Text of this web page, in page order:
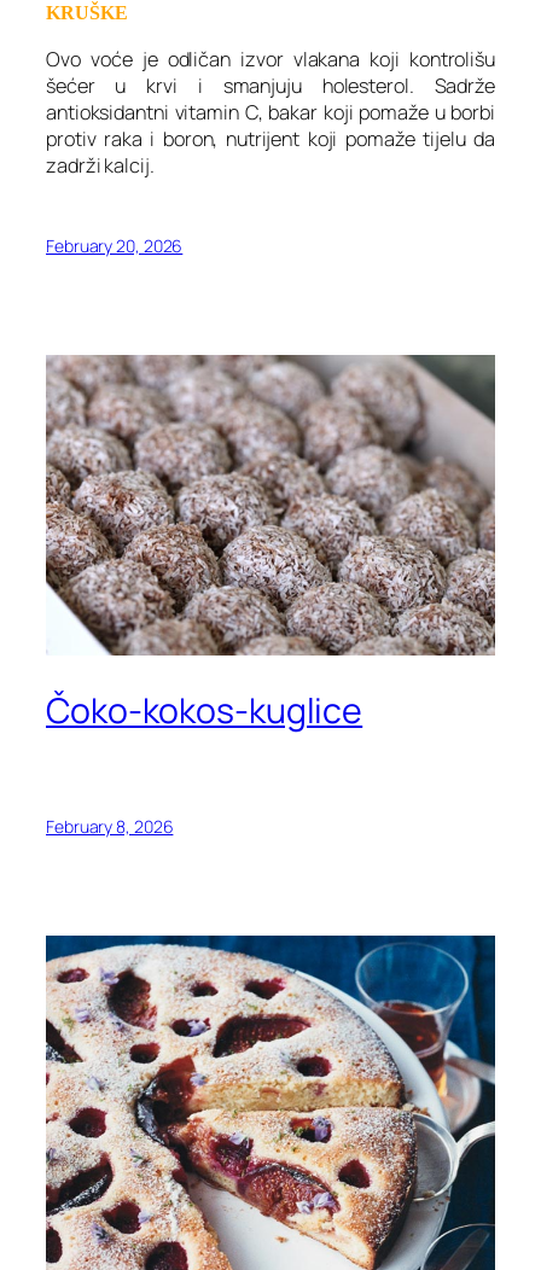
KRUŠKE
Ovo voće je odličan izvor vlakana koji kontrolišu
šećer u krvi i smanjuju holesterol. Sadrže
antioksidantni vitamin C, bakar koji pomaže u borbi
protiv raka i boron, nutrijent koji pomaže tijelu da
zadrži kalcij.
February 20, 2026
Čoko-kokos-kuglice
February 8, 2026